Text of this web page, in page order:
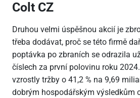
Colt CZ
Druhou velmi úspěšnou akcií je
třeba dodávat, proč se této firmě
poptávka po zbraních se odrazila
číslech za první polovinu roku
vzrostly tržby o 41,2 % na 9,69
dobrým hospodářským výsledkům